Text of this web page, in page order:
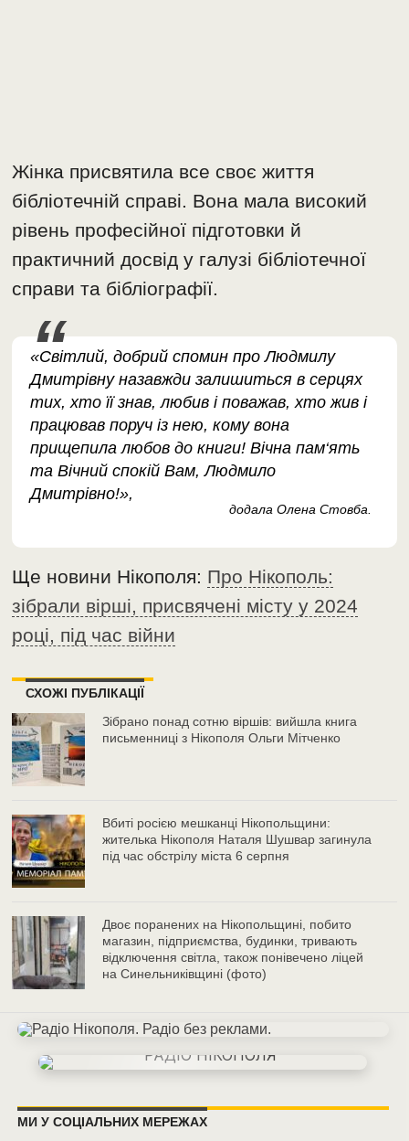
Жінка присвятила все своє життя
бібліотечній справі. Вона мала високий
рівень професійної підготовки й
практичний досвід у галузі бібліотечної
справи та бібліографії.
«Світлий, добрий спомин про Людмилу
Дмитрівну назавжди залишиться в серцях
тих, хто її знав, любив і поважав, хто жив і
працював поруч із нею, кому вона
прищепила любов до книги! Вічна пам‘ять
та Вічний спокій Вам, Людмило
Дмитрівно!»,
додала Олена Стовба.
Ще новини Нікополя: Про Нікополь:
зібрали вірші, присвячені місту у 2024
році, під час війни
СХОЖІ ПУБЛІКАЦІЇ
Зібрано понад сотню віршів: вийшла книга
письменниці з Нікополя Ольги Мітченко
Вбиті росією мешканці Нікопольщини:
жителька Нікополя Наталя Шушвар загинула
під час обстрілу міста 6 серпня
Двоє поранених на Нікопольщині, побито
магазин, підприємства, будинки, тривають
відключення світла, також понівечено ліцей
на Синельниківщині (фото)
МИ У СОЦІАЛЬНИХ МЕРЕЖАХ